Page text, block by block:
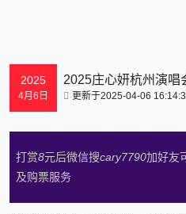
2025
4月6日
2025庄心妍杭州演唱
更新于2025-04-06
打赏8元后微信搜cary7790加好友
及购票服务